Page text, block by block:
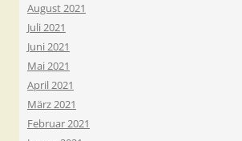
August 2021
Juli 2021
Juni 2021
Mai 2021
April 2021
März 2021
Februar 2021